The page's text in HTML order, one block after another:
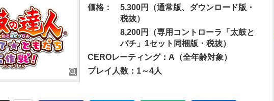
価格：
5,300円（通常版、ダウンロード版・
税抜）
8,200円（専用コントローラ「太鼓と
バチ」1セット同梱版・税抜）
CEROレーティング：A（全年齢対象）
プレイ人数：1～4人